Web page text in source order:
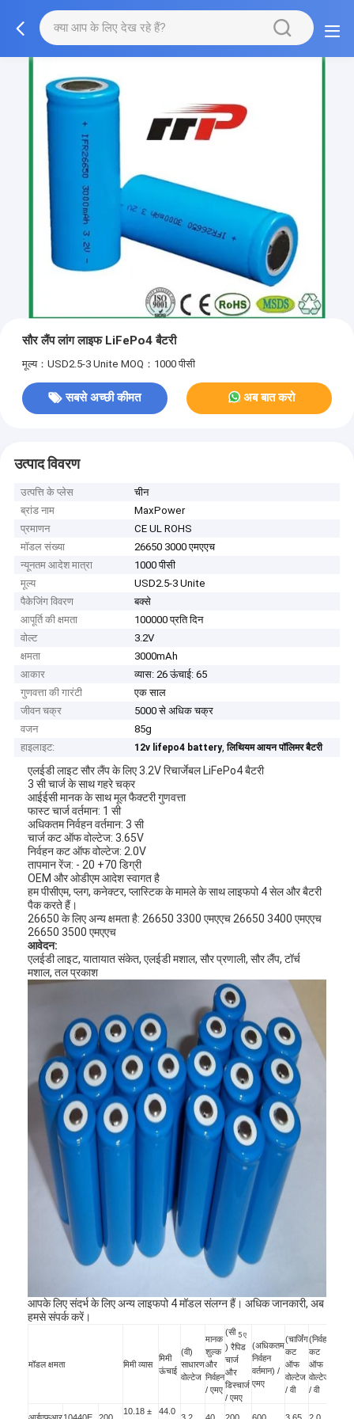
सौर लैंप लांग लाइफ LiFePo4 बैटरी
मूल्य：USD2.5-3 Unite MOQ：1000 पीसी
सबसे अच्छी कीमत अब बात करो
उत्पाद विवरण
उत्पत्ति के प्लेस
चीन
ब्रांड नाम
MaxPower
प्रमाणन
CE UL ROHS
मॉडल संख्या
26650 3000 एमएएच
न्यूनतम आदेश मात्रा
1000 पीसी
मूल्य
USD2.5-3 Unite
पैकेजिंग विवरण
बक्से
आपूर्ति की क्षमता
100000 प्रति दिन
वोल्ट
3.2V
क्षमता
3000mAh
आकार
व्यास: 26 ऊंचाई: 65
गुणवत्ता की गारंटी
एक साल
जीवन चक्र
5000 से अधिक चक्र
वजन
85g
हाइलाइट:
12v lifepo4 battery,लिथियम आयन पॉलिमर बैटरी
एलईडी लाइट सौर लैंप के लिए 3.2V रिचार्जेबल LiFePo4 बैटरी
3 सी चार्ज के साथ गहरे चक्र
आईईसी मानक के साथ मूल फैक्टरी गुणवत्ता
फास्ट चार्ज वर्तमान: 1 सी
अधिकतम निर्वहन वर्तमान: 3 सी
चार्ज कट ऑफ वोल्टेज: 3.65V
निर्वहन कट ऑफ वोल्टेज: 2.0V
तापमान रेंज: - 20 +70 डिग्री
OEM और ओडीएम आदेश स्वागत है
हम पीसीएम, प्लग, कनेक्टर, प्लास्टिक के मामले के साथ लाइफपो 4 सेल और बैटरी
पैक करते हैं।
26650 के लिए अन्य क्षमता है: 26650 3300 एमएएच 26650 3400 एमएएच
26650 3500 एमएएच
आवेदन:
एलईडी लाइट, यातायात संकेत, एलईडी मशाल, सौर प्रणाली, सौर लैंप, टॉर्च
मशाल, तल प्रकाश
आपके लिए संदर्भ के लिए अन्य लाइफपो 4 मॉडल संलग्न हैं। अधिक जानकारी, अब
हमसे संपर्क करें।
मॉडल क्षमता मिमी व्यास
मिमी
ऊंचाई
(वी)
साधारण
वोल्टेज
मानक
शुल्क
और
निर्वहन
/ एमए
(सी 5 ए
) रैपिड
चार्ज
और
डिस्चार्ज
/ एमए
(अधिकतम
निर्वहन
वर्तमान) /
एमए
(चार्जिंग
कट
ऑफ
वोल्टेज
/ वी
(निर्वहन
कट
ऑफ
वोल्टेज)
/ वी
10.18 ±
44.0